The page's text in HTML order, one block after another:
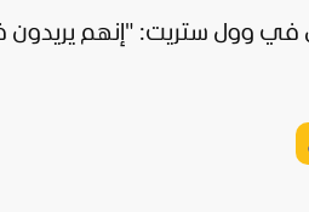
في وول ستريت: "إنهم